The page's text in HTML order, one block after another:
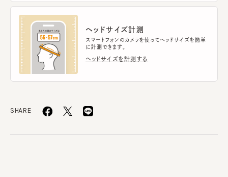
ヘッドサイズ計測
スマートフォンのカメラを使ってヘッドサイズを簡単
に計測できます。
ヘッドサイズを計測する
SHARE